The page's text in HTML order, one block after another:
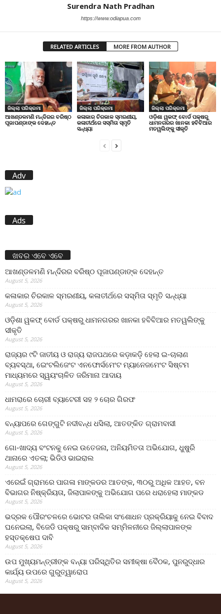
Surendra Nath Pradhan
https://www.odiapua.com
RELATED ARTICLES MORE FROM AUTHOR
ଜିଲ୍ଲା ପରିକ୍ରମା
ଆଖଣ୍ଡଳମଣି ମନ୍ଦିରର ବରିଷ୍ଠ
ପୂଜାପଣ୍ଡାଙ୍କ ଦେହାନ୍ତ
ଜିଲ୍ଲା ପରିକ୍ରମା
କଳାକାର ଚିରକାଳ ସ୍ମରଣୀୟ,
କଳାତୀର୍ଥରେ ସସ୍ମିତା ସ୍ମୃତି
ସନ୍ଧ୍ୟା
ଜିଲ୍ଲା ପରିକ୍ରମା
ଓଡ଼ିଶା ୱକଫ୍ ବୋର୍ଡ ପକ୍ଷରୁ
ଧାମନଗରର ଖାନକା ହବିବିଆର
ମତୱଲିଙ୍କୁ ସୀକୃତି
Adv
Ads
ଖବର ଏବେ ଏବେ
ଆଖଣ୍ଡଳମଣି ମନ୍ଦିରର ବରିଷ୍ଠ ପୂଜାପଣ୍ଡାଙ୍କ ଦେହାନ୍ତ
August 5, 2026
କଳାକାର ଚିରକାଳ ସ୍ମରଣୀୟ, କଳାତୀର୍ଥରେ ସସ୍ମିତା ସ୍ମୃତି ସନ୍ଧ୍ୟା
August 5, 2026
ଓଡ଼ିଶା ୱକଫ୍ ବୋର୍ଡ ପକ୍ଷରୁ ଧାମନଗରର ଖାନକା ହବିବିଆର ମତୱଲିଙ୍କୁ
ସୀକୃତି
August 5, 2026
ରାଜ୍ୟର ୯ଟି ଜାତୀୟ ଓ ରାଜ୍ୟ ରାଜପଥରେ କଡ଼ାକଡ଼ି ହେଲା ଇ-ଚାଲାଣ
ବ୍ୟବସ୍ଥା, ଇେଂଟଲିଜେଂଟ ଏନଫୋର୍ସମେଂଟ ମ୍ୟାନେଜମେଂଟ ସିଷ୍ଟମ
ମାଧ୍ୟମରେ ସ୍ୱୟଂଚାଳିତ ଜରିମାନା ଆଦାୟ
August 5, 2026
ଧାମରାରେ ଚୋରୀ ବ୍ୟାଟେରୀ ସହ ୨ ଚୋର ଗିରଫ
August 5, 2026
ବନ୍ୟାପରେ ଗେଙ୍ଗୁଟି ନଦୀବନ୍ଧ ଧସିଲା, ଆତଙ୍କିତ ଗ୍ରାମବାସୀ
August 5, 2026
ଗୋ-ଖାଦ୍ୟ ବଂଟନକୁ ନେଇ ଉତେଜନା, ଅନିୟମିତତା ଅଭିଯୋଗ, ଧୁଷୁରି
ଥାନାରେ ଏତଲା; ଭିଡିଓ ଭାଇରାଲ
August 5, 2026
ଏରେଇଁ ଗ୍ରାମରେ ପାଗଳା ମାଙ୍କଡର ଆତଙ୍କ, ୩୦ରୁ ଅଧିକ ଆହତ, ବନ
ବିଭାଗର ନିଷ୍କ୍ରିୟତା, ଜିଲାପାଳଙ୍କୁ ଅଭିଯୋଗ ପରେ ଧରାହେଲା ମାଙ୍କଡ
August 5, 2026
ଭଦ୍ରକ ପୌରଂଚଳରେ ଭୋଟର ତାଲିକା ସଂଶୋଧନ ପ୍ରକ୍ରିୟାକୁ ନେଇ ବିବାଦ
ଘନେଇଲା, ବିଜେଡି ପକ୍ଷରୁ ସାମ୍ବାଦିକ ସମ୍ମିଳନୀରେ ଜିଲ୍ଲାପାଳଙ୍କ
ହସ୍ତକ୍ଷେପ ଦାବି
August 5, 2026
ଉପ ମୁଖ୍ୟମନ୍ତ୍ରୀଙ୍କ ବନ୍ୟା ପରିସ୍ଥିତିର ସମୀକ୍ଷା ବୈଠକ, ପୁନରୁଦ୍ଧାର
କାର୍ଯ୍ୟ ଉପରେ ଗୁରୁତ୍ୱାରୋପ
August 5, 2026